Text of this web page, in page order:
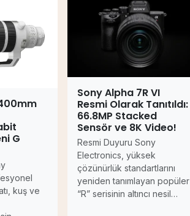
G
kuş ve
Sony Alpha 7R VI
Resmi Olarak Tanıtıldı:
66.8MP Stacked
Sensör ve 8K Video!
Resmi Duyuru Sony
Electronics, yüksek
çözünürlük standartlarını
yeniden tanımlayan popüler
“R” serisinin altıncı nesil…